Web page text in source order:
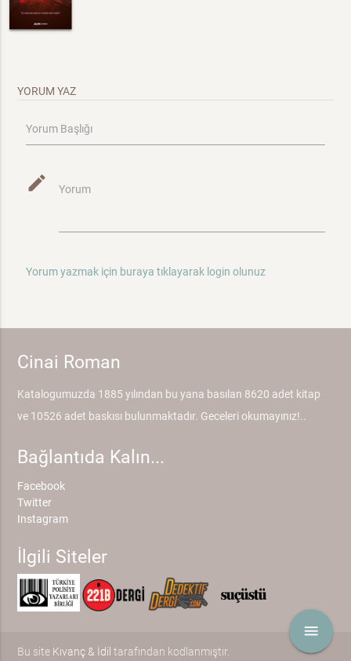
menu
YORUM YAZ
Yorum Başlığı
mode_edit Yorum
Yorum yazmak için buraya tıklayarak login olunuz
Cinai Roman
Katalogumuzda 1885 yılından bu yana basılan 8620 adet kitap
ve 10526 adet baskısı bulunmaktadır. Geceleri okumayınız!..
Bağlantıda Kalın...
Facebook
Twitter
Instagram
İlgili Siteler
Bu site Kıvanç & İdil tarafından kodlanmıştır.